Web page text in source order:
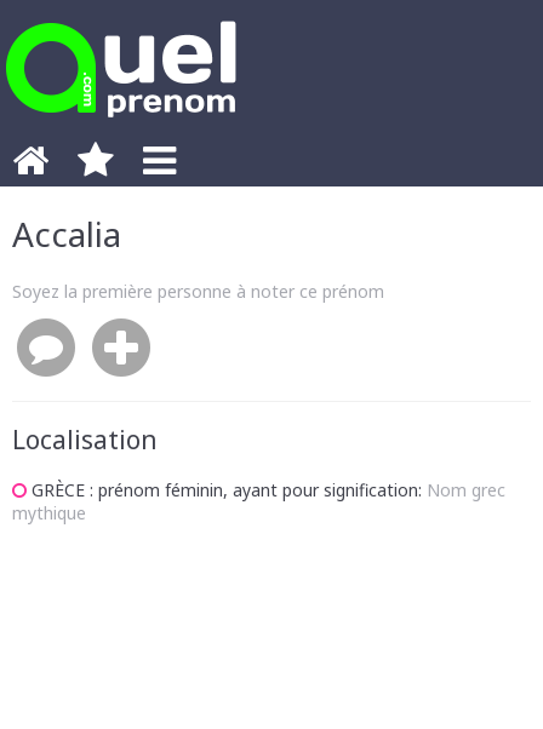
Accalia
Soyez la première personne à noter ce prénom
Localisation
GRÈCE : prénom féminin, ayant pour signification: Nom grec
mythique